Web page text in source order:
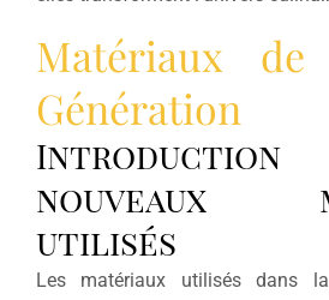
Matériaux de
Génération
nouveaux
utilisés
Les matériaux utilisés dans